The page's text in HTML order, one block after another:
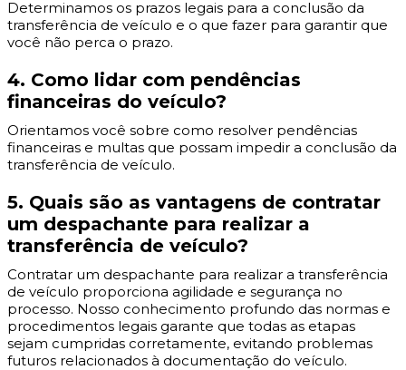
Determinamos os prazos legais para a conclusão da
transferência de veículo e o que fazer para garantir que
você não perca o prazo.
4. Como lidar com pendências
financeiras do veículo?
Orientamos você sobre como resolver pendências
financeiras e multas que possam impedir a conclusão da
transferência de veículo.
5. Quais são as vantagens de contratar
um despachante para realizar a
transferência de veículo?
Contratar um despachante para realizar a transferência
de veículo proporciona agilidade e segurança no
processo. Nosso conhecimento profundo das normas e
procedimentos legais garante que todas as etapas
sejam cumpridas corretamente, evitando problemas
futuros relacionados à documentação do veículo.